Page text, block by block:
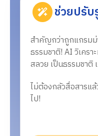
ช่วยปรับ
สำคัญกว่าถูกแกรม
ธรรมชาติ! AI วิเคร
สลวย เป็นธรรมชาติ
ไม่ต้องกลัวสื่อสารแล้
ไป!